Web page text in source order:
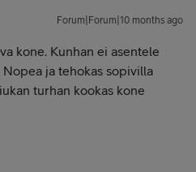
Forum|Forum|10 months ago
kone. Kunhan ei asentele
ja tehokas sopivilla
turhan kookas kone